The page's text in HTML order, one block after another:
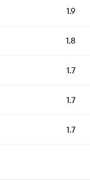
1.9
1.8
1.7
1.7
1.7